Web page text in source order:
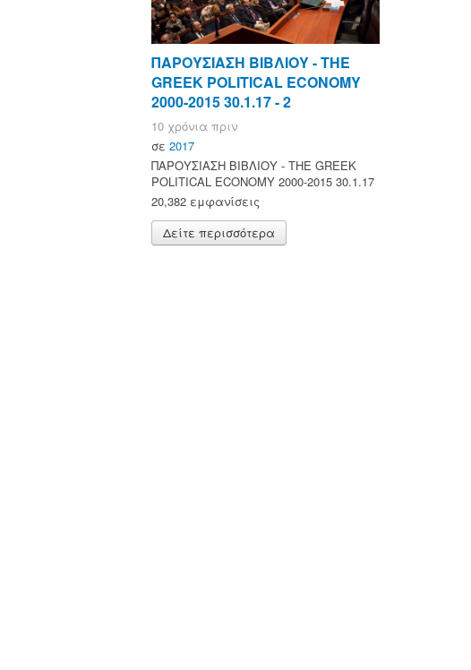
ΠΑΡΟΥΣΙΑΣΗ ΒΙΒΛΙΟΥ - ΤΗΕ
GREEK POLITICAL ECONOMY
2000-2015 30.1.17 - 2
10 χρόνια πριν
σε 2017
ΠΑΡΟΥΣΙΑΣΗ ΒΙΒΛΙΟΥ - ΤΗΕ GREEK
POLITICAL ECONOMY 2000-2015 30.1.17
20,382 εμφανίσεις
Δείτε περισσότερα